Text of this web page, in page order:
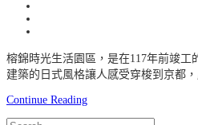
榕錦時光生活園區，是在117年前竣工
建築的日式風格讓人感受穿梭到京都
Continue Reading